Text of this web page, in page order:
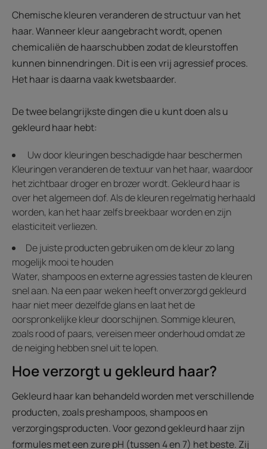
Chemische kleuren veranderen de structuur van het
haar. Wanneer kleur aangebracht wordt, openen
chemicaliën de haarschubben zodat de kleurstoffen
kunnen binnendringen. Dit is een vrij agressief proces.
Het haar is daarna vaak kwetsbaarder.
De twee belangrijkste dingen die u kunt doen als u
gekleurd haar hebt:
Uw door kleuringen beschadigde haar beschermen
Kleuringen veranderen de textuur van het haar, waardoor
het zichtbaar droger en brozer wordt. Gekleurd haar is
over het algemeen dof. Als de kleuren regelmatig herhaald
worden, kan het haar zelfs breekbaar worden en zijn
elasticiteit verliezen.
De juiste producten gebruiken om de kleur zo lang
mogelijk mooi te houden
Water, shampoos en externe agressies tasten de kleuren
snel aan. Na een paar weken heeft onverzorgd gekleurd
haar niet meer dezelfde glans en laat het de
oorspronkelijke kleur doorschijnen. Sommige kleuren,
zoals rood of paars, vereisen meer onderhoud omdat ze
de neiging hebben snel uit te lopen.
Hoe verzorgt u gekleurd haar?
Gekleurd haar kan behandeld worden met verschillende
producten, zoals preshampoos, shampoos en
verzorgingsproducten. Voor gezond gekleurd haar zijn
formules met een zure pH (tussen 4 en 7) het beste. Zij